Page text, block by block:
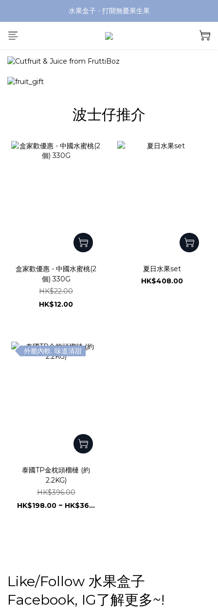
水果盒子 - 打開無憂果生果
next
波士仔推介
盒家歡優惠 - 中國水蜜桃(2
個) 330G
HK$22.00
HK$12.00
夏日水果set
HK$408.00
外脆內軟. 味道清甜
泰國TP金枕頭榴槤 (約
2.2KG)
HK$396.00
HK$198.00 ~ HK$36...
Like/Follow 水果盒子
Facebook, IG了解更多~!